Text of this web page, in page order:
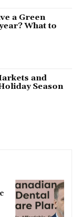
a Green
What to
and
Season